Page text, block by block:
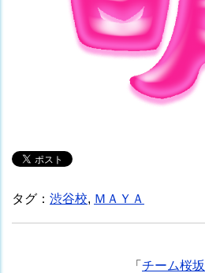
タグ： 渋谷校, ＭＡＹＡ
「 チーム桜